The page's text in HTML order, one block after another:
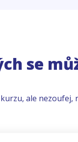
se
ale